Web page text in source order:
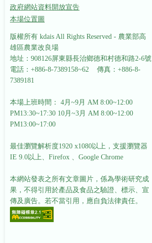
政府網站資料開放宣告
本場位置圖
版權所有 kdais All Rights Reserved - 農業部高
雄區農業改良場
地址：908126屏東縣長治鄉德和村德和路2-6號
電話：+886-8-7389158~62 傳真：+886-8-
7389181
本場上班時間： 4月~9月 AM 8:00~12:00
PM13:30~17:30 10月~3月 AM 8:00~12:00
PM13:00~17:00
最佳瀏覽解析度1920 x1080以上，支援瀏覽器
IE 9.0以上、Firefox 、Google Chrome
本網站發表之所有文章圖片，係為學術研究成
果，不得引用於產品及食品之驗證、標示、宣
傳及廣告。若不當引用，應自負法律責任。